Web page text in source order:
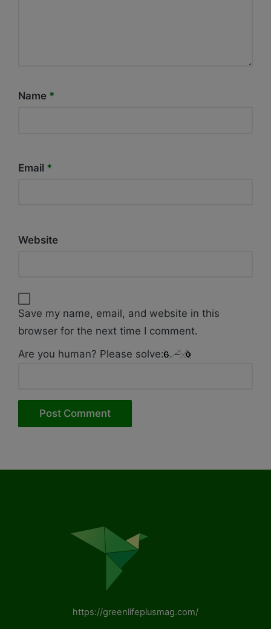
Name *
Email *
Website
Save my name, email, and website in this
browser for the next time I comment.
Are you human? Please solve:
https://greenlifeplusmag.com/